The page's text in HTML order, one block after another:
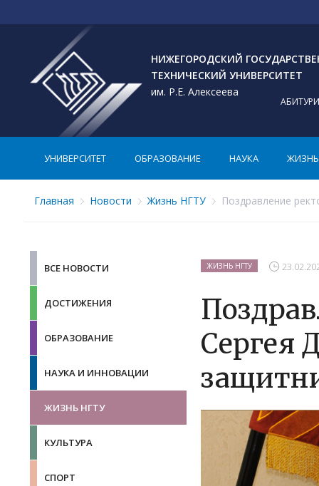
НИЖЕГОРОДСКИЙ
ТЕХНИЧЕСКИЙ УНИВЕРСИТЕТ
им. Р.Е. Алексеева
УНИВЕРСИТЕТ ОБРАЗОВАНИЕ НАУКА ЖИЗНЬ
Главная Новости Жизнь НГТУ Поздравление
ВСЕ НОВОСТИ
ДОСТИЖЕНИЯ
ОБРАЗОВАНИЕ
НАУКА И ИННОВАЦИИ
ЖИЗНЬ НГТУ
КУЛЬТУРА
СПОРТ
ЖИЗНЬ НГТУ
Сергея